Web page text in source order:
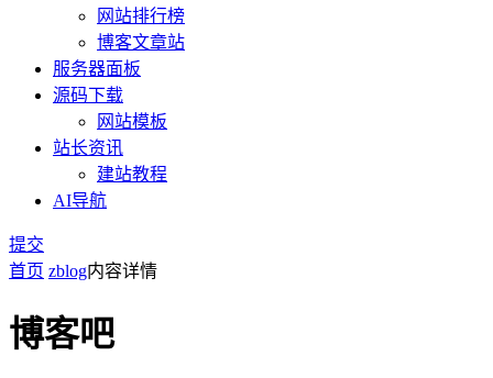
网站排行榜
博客文章站
服务器面板
源码下载
网站模板
站长资讯
建站教程
AI导航
提交
首页 zblog内容详情
博客吧